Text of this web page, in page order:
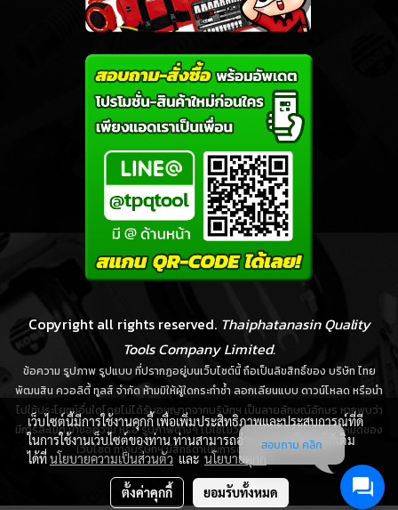
Copyright all rights reserved. Thaiphatanasin Quality
Tools Company Limited.
ข้อความ รูปภาพ รูปแบบ ที่ปรากฏอยู่บนเว็บไซต์นี้ ถือเป็นลิขสิทธิ์ของ บริษัท ไทย
พัฒนสิน ควอลิตี้ ทูลส์ จำกัด ห้ามมิให้ผู้ใดกระทำซ้ำ ลอกเลียนแบบ ดาวน์โหลด หรือนำ
ไปใช้ประโยชน์อื่นใดโดยไม่ได้รับอนุญาตจากบริษัทฯ เป็นลายลักษณ์อักษร หากพบว่า
มีการละเมิด นำข้อความ หรือ รูปภาพต่างๆ ไปใช้ไม่ว่าส่วนใดส่วนหนึ่งหรือทั้งหมดของ
เว็บไซต์ ทางบริษัทฯ มีสิทธิ์ดำเนินการตามกฎหมายได้ทันที
เว็บไซต์นี้มีการใช้งานคุกกี้ เพื่อเพิ่มประสิทธิภาพและประสบการณ์ที่ดี
ในการใช้งานเว็บไซต์ของท่าน ท่านสามารถอ่านรายละเอียดเพิ่มเติม
ได้ที่นโยบายความเป็นส่วนตัวและนโยบายคุกกี้
ตั้งค่าคุกกี้ ยอมรับทั้งหมด
สอบถาม คลิก